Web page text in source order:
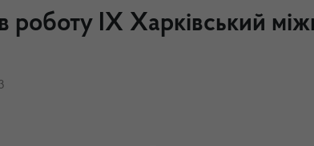
роботу ІХ Харківський